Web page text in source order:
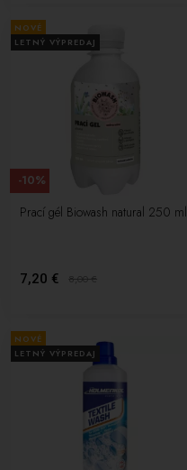
NOVÉ
LETNÝ VÝPREDAJ
Prací gél Biowash natural 250 ml
7,20 € 8,00€
-10%
NOVÉ
LETNÝ VÝPREDAJ